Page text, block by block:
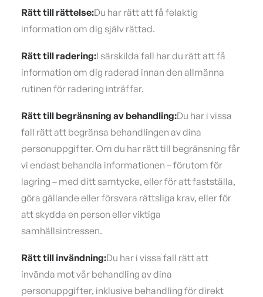
Rätt till rättelse:Du har rätt att få felaktig
information om dig själv rättad.
Rätt till radering:I särskilda fall har du rätt att få
information om dig raderad innan den allmänna
rutinen för radering inträffar.
Rätt till begränsning av behandling:Du har i vissa
fall rätt att begränsa behandlingen av dina
personuppgifter. Om du har rätt till begränsning får
vi endast behandla informationen – förutom för
lagring – med ditt samtycke, eller för att fastställa,
göra gällande eller försvara rättsliga krav, eller för
att skydda en person eller viktiga
samhällsintressen.
Rätt till invändning:Du har i vissa fall rätt att
invända mot vår behandling av dina
personuppgifter, inklusive behandling för direkt